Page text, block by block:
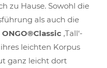
zu Hause. Sowohl die
als auch die
ONGO®Classic ‚Tall‘-
leichten Korpus
ganz leicht dort